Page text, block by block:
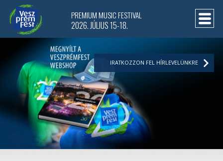
PREMIUM MUSIC FESTIVAL
2026. JÚLIUS 15-18.
IRATKOZZON FEL HÍRLEVELÜNKRE